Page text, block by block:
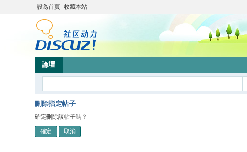
設為首頁 收藏本站
論壇
刪除指定帖子
確定刪除該帖子嗎？
確定 取消